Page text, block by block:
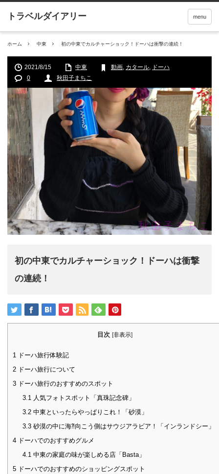
menu
ホーム 中東 初の中東でカルチャーショック！ドーハは衝撃の連続！
2021/8/15 中東 動画, カタール, ドーハ
0
秋田子まちこ
初の中東でカルチャーショック！ドーハは衝撃
の連続！
目次 [非表示]
1
ドーハ旅行体験記
2 ドーハ旅行について
3 ドーハ旅行のおすすめのスポット
3.1 人気フォトスポット「真珠記念碑」
3.2中東といったらやっぱりこれ！「砂漠」
3.3砂漠の中に海⁈向こう側はサウジアラビア！「インランドシー」
4 ドーハでのおすすめグルメ
4.1 中東の家庭の味が楽しめる店「Basta」
5 ドーハでのおすすめのショッピングスポット